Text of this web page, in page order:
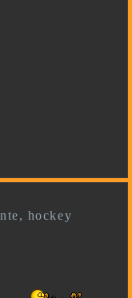
hockey